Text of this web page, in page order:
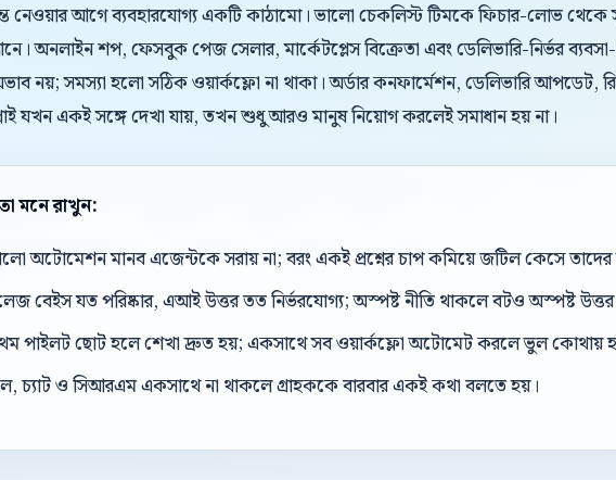
নেওয়ার আগে ব্যবহারযোগ্য একটি কাঠামো। ভালো চেকলিস্ট টিমকে ফিচার-লোভ থেকে
অনলাইন শপ, ফেসবুক পেজ সেলার, মার্কেটপ্লেস বিক্রেতা এবং ডেলিভারি-নির্ভর
নয়; সমস্যা হলো সঠিক ওয়ার্কফ্লো না থাকা। অর্ডার কনফার্মেশন, ডেলিভারি আপডেট,
যখন একই সঙ্গে দেখা যায়, তখন শুধু আরও মানুষ নিয়োগ করলেই সমাধান হয় না।
মনে রাখুন:
অটোমেশন মানব এজেন্টকে সরায় না; বরং একই প্রশ্নের চাপ কমিয়ে জটিল কেসে
বেইস যত পরিষ্কার, এআই উত্তর তত নির্ভরযোগ্য; অস্পষ্ট নীতি থাকলে বটও অস্পষ্ট
পাইলট ছোট হলে শেখা দ্রুত হয়; একসাথে সব ওয়ার্কফ্লো অটোমেট করলে ভুল কোথায়
চ্যাট ও সিআরএম একসাথে না থাকলে গ্রাহককে বারবার একই কথা বলতে হয়।